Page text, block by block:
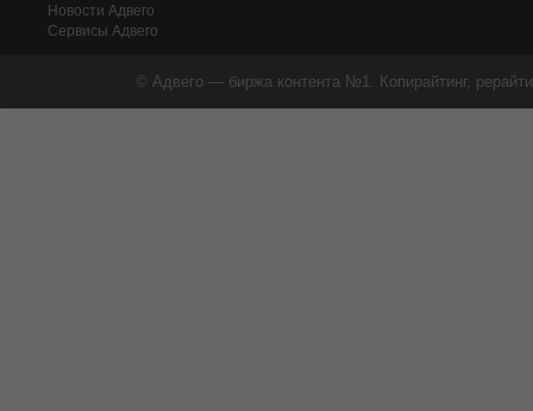
Новости Адвего
Сервисы Адвего
© Адвего — биржа контента №1. Копирайтинг,